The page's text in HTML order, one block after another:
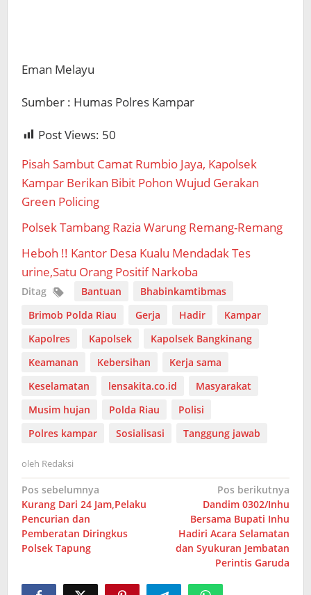
Eman Melayu
Sumber : Humas Polres Kampar
Post Views: 50
Pisah Sambut Camat Rumbio Jaya, Kapolsek
Kampar Berikan Bibit Pohon Wujud Gerakan
Green Policing
Polsek Tambang Razia Warung Remang-Remang
Heboh !! Kantor Desa Kualu Mendadak Tes
urine,Satu Orang Positif Narkoba
Ditag Bantuan
Bhabinkamtibmas
Brimob Polda Riau
Gerja Hadir
Kampar
Kapolres
Kapolsek
Kapolsek Bangkinang
Keamanan
Kebersihan
Kerja sama
Keselamatan
lensakita.co.id
Masyarakat
Musim hujan
Polda Riau
Polisi
Polres kampar
Sosialisasi Tanggung jawab
oleh Redaksi
Navigasi
pos
Pos sebelumnya
Kurang Dari 24 Jam,Pelaku
Pencurian dan
Pemberatan Diringkus
Polsek Tapung
Pos berikutnya
Dandim 0302/Inhu
Bersama Bupati Inhu
Hadiri Acara Selamatan
dan Syukuran Jembatan
Perintis Garuda